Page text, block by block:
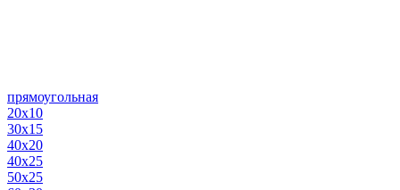
прямоугольная
20х10
30х15
40х20
40х25
50х25